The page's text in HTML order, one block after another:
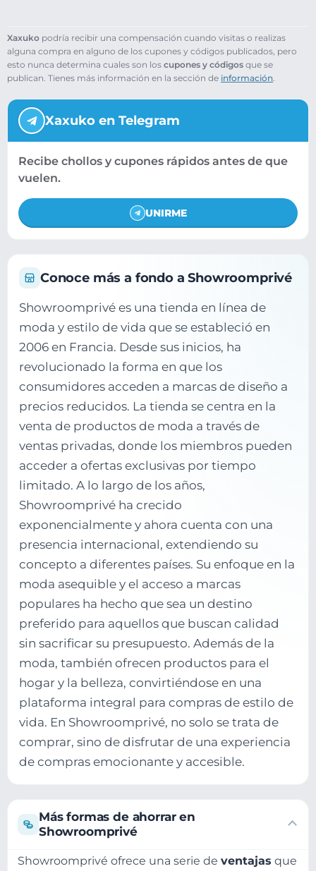
Xaxuko podría recibir una compensación cuando visitas o realizas
alguna compra en alguno de los cupones y códigos publicados, pero
esto nunca determina cuales son los cupones y códigos que se
publican. Tienes más información en la sección de información
Conoce más a fondo a Showroomprivé
Showroomprivé es una tienda en línea de
moda y estilo de vida que se estableció en
2006 en Francia. Desde sus inicios, ha
revolucionado la forma en que los
consumidores acceden a marcas de diseño a
precios reducidos. La tienda se centra en la
venta de productos de moda a través de
ventas privadas, donde los miembros pueden
acceder a ofertas exclusivas por tiempo
limitado. A lo largo de los años,
Showroomprivé ha crecido
exponencialmente y ahora cuenta con una
presencia internacional, extendiendo su
concepto a diferentes países. Su enfoque en la
moda asequible y el acceso a marcas
populares ha hecho que sea un destino
preferido para aquellos que buscan calidad
sin sacrificar su presupuesto. Además de la
moda, también ofrecen productos para el
hogar y la belleza, convirtiéndose en una
plataforma integral para compras de estilo de
vida. En Showroomprivé, no solo se trata de
comprar, sino de disfrutar de una experiencia
de compras emocionante y accesible.
Más formas de ahorrar en
Showroomprivé
Showroomprivé ofrece una serie de ventajas que
Xaxuko en Telegram
Recibe chollos y cupones rápidos antes de que
vuelen.
UNIRME